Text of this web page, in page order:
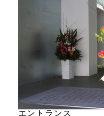
エントランス